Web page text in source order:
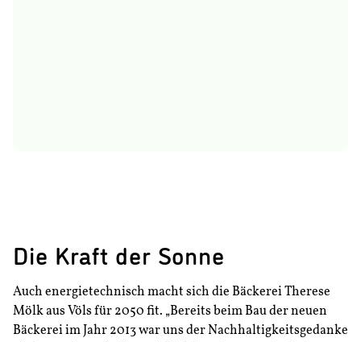
Die Kraft der Sonne
Auch energietechnisch macht sich die Bäckerei Therese
Mölk aus Völs für 2050 fit. „Bereits beim Bau der neuen
Bäckerei im Jahr 2013 war uns der Nachhaltigkeitsgedanke